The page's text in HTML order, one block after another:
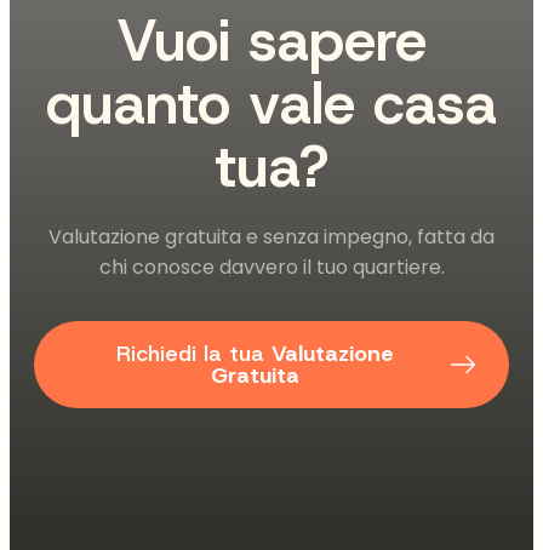
Vuoi sapere
quanto vale casa
tua?
Valutazione gratuita e senza impegno, fatta da
chi conosce davvero il tuo quartiere.
Richiedi la tua Valutazione
Gratuita